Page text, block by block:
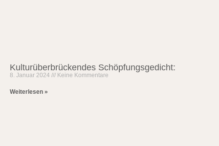
Kulturüberbrückendes Schöpfungsgedicht:
8. Januar 2024 Keine Kommentare
Weiterlesen »